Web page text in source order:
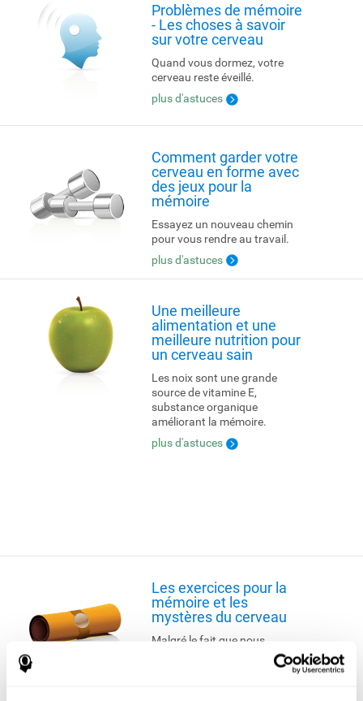
Problèmes de mémoire
- Les choses à savoir
sur votre cerveau
Quand vous dormez, votre
cerveau reste éveillé.
plus d'astuces
Comment garder votre
cerveau en forme avec
des jeux pour la
mémoire
Essayez un nouveau chemin
pour vous rendre au travail.
plus d'astuces
Une meilleure
alimentation et une
meilleure nutrition pour
un cerveau sain
Les noix sont une grande
source de vitamine E,
substance organique
améliorant la mémoire.
plus d'astuces
Les exercices pour la
mémoire et les
mystères du cerveau
Malgré le fait que nous
passions plus d'un quart de
notre vie à dormir, la véritable